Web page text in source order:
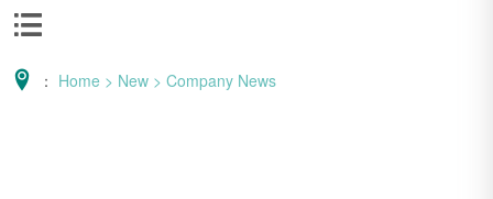

： Home > New > Company News